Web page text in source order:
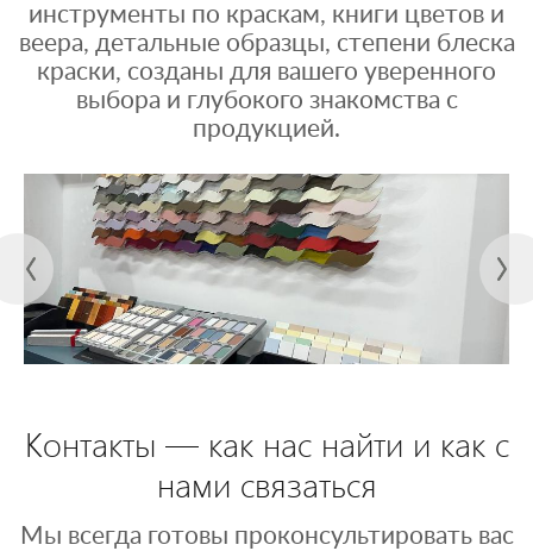
инструменты по краскам, книги цветов и
веера, детальные образцы, степени блеска
краски, созданы для вашего уверенного
выбора и глубокого знакомства с
продукцией.
Контакты — как нас найти и как с
нами связаться
Мы всегда готовы проконсультировать вас